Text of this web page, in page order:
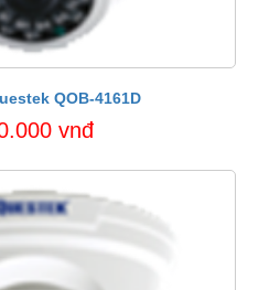
QOB-4161D
vnđ